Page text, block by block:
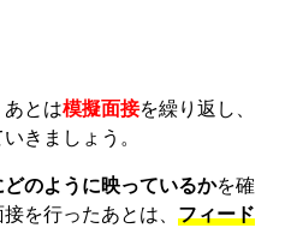
とは模擬面接を繰り返し、
きましょう。
のように映っているかを確
を行ったあとは、 フィード